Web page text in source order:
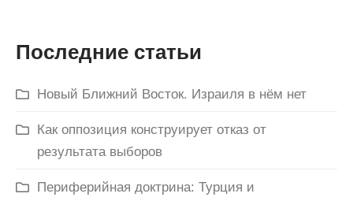
Последние статьи
Новый Ближний Восток. Израиля в нём нет
Как оппозиция конструирует отказ от
результата выборов
Периферийная доктрина: Турция и